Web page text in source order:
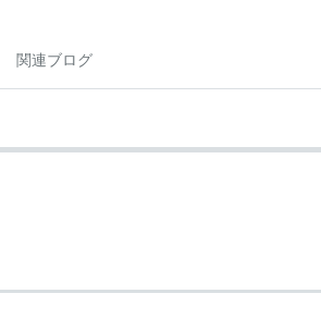
関連ブログ